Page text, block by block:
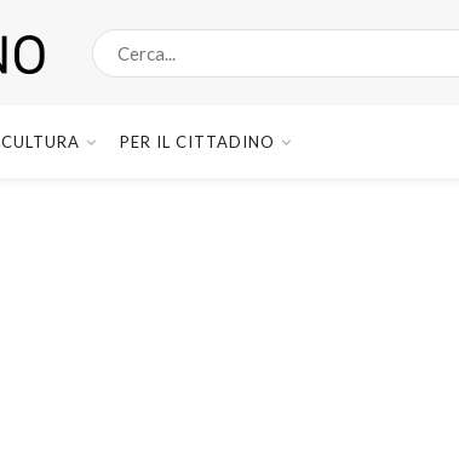
CULTURA PER IL CITTADINO